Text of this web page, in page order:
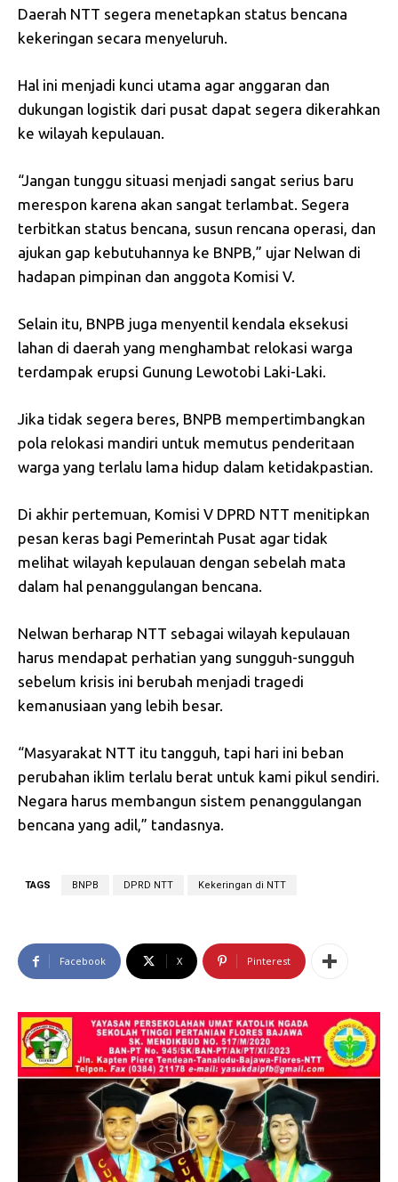
Daerah NTT segera menetapkan status bencana
kekeringan secara menyeluruh.
Hal ini menjadi kunci utama agar anggaran dan
dukungan logistik dari pusat dapat segera dikerahkan
ke wilayah kepulauan.
“Jangan tunggu situasi menjadi sangat serius baru
merespon karena akan sangat terlambat. Segera
terbitkan status bencana, susun rencana operasi, dan
ajukan gap kebutuhannya ke BNPB,” ujar Nelwan di
hadapan pimpinan dan anggota Komisi V.
Selain itu, BNPB juga menyentil kendala eksekusi
lahan di daerah yang menghambat relokasi warga
terdampak erupsi Gunung Lewotobi Laki-Laki.
Jika tidak segera beres, BNPB mempertimbangkan
pola relokasi mandiri untuk memutus penderitaan
warga yang terlalu lama hidup dalam ketidakpastian.
Di akhir pertemuan, Komisi V DPRD NTT menitipkan
pesan keras bagi Pemerintah Pusat agar tidak
melihat wilayah kepulauan dengan sebelah mata
dalam hal penanggulangan bencana.
Nelwan berharap NTT sebagai wilayah kepulauan
harus mendapat perhatian yang sungguh-sungguh
sebelum krisis ini berubah menjadi tragedi
kemanusiaan yang lebih besar.
“Masyarakat NTT itu tangguh, tapi hari ini beban
perubahan iklim terlalu berat untuk kami pikul sendiri.
Negara harus membangun sistem penanggulangan
bencana yang adil,” tandasnya.
TAGS BNPB DPRD NTT Kekeringan di NTT
Facebook X Pinterest